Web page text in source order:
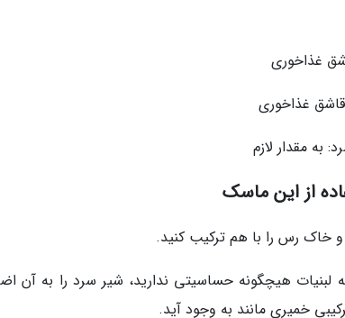
به مقدار لازم
از این ماسک
لبنیات هیچگونه حساسیتی ندارید، شیر سرد را به آن
خمیری مانند به وجود آید.